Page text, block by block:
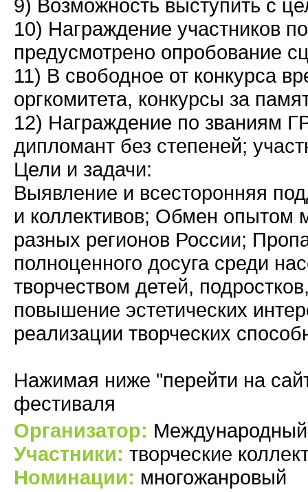
9) Возможность выступить с
10) Награждение участников
предусмотрено опробование
11) В свободное от конкурса
оргкомитета, конкурсы за
12) Награждение по званиям
дипломант без степеней;
Цели и задачи:
Выявление и всесторонняя
и коллективов; Обмен опытом
разных регионов России;
полноценного досуга среди
творчеством детей,
повышение эстетических
реализации творческих
Нажимая ниже "перейти на
фестиваля
Организатор:
Участники: творческие
Номинации: многожанровый